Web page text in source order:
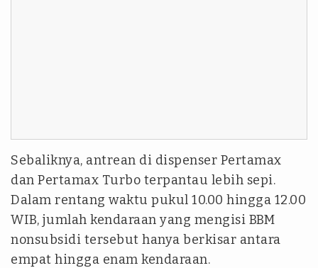
Sebaliknya, antrean di dispenser Pertamax
dan Pertamax Turbo terpantau lebih sepi.
Dalam rentang waktu pukul 10.00 hingga 12.00
WIB, jumlah kendaraan yang mengisi BBM
nonsubsidi tersebut hanya berkisar antara
empat hingga enam kendaraan.